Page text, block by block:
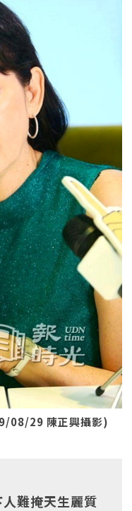
08/29 陳正興攝影)
難掩天生麗質